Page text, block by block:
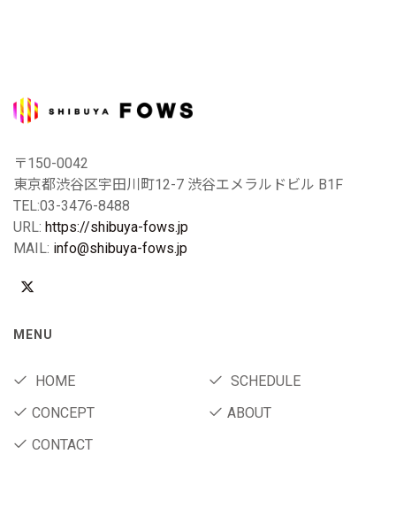
〒150-0042
東京都渋谷区宇田川町12-7 渋谷エメラルドビル B1F
TEL:03-3476-8488
URL: https://shibuya-fows.jp
MAIL: info@shibuya-fows.jp
MENU
HOME
SCHEDULE
CONCEPT
ABOUT
CONTACT